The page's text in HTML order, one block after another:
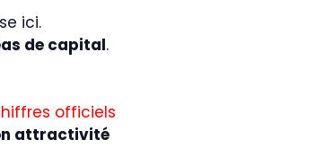
ici.
de capital.
officiels
attractivité